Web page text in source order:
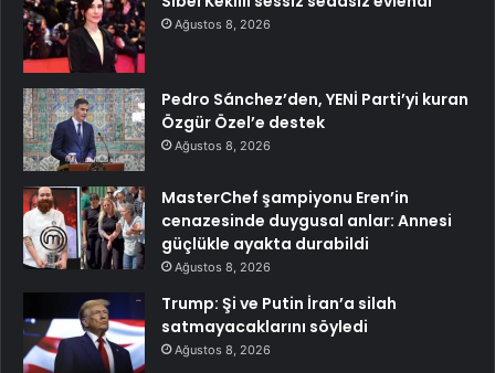
Ağustos 8, 2026
Pedro Sánchez’den, YENİ Parti’yi kuran
Özgür Özel’e destek
Ağustos 8, 2026
MasterChef şampiyonu Eren’in
cenazesinde duygusal anlar: Annesi
güçlükle ayakta durabildi
Ağustos 8, 2026
Trump: Şi ve Putin İran’a silah
satmayacaklarını söyledi
Ağustos 8, 2026